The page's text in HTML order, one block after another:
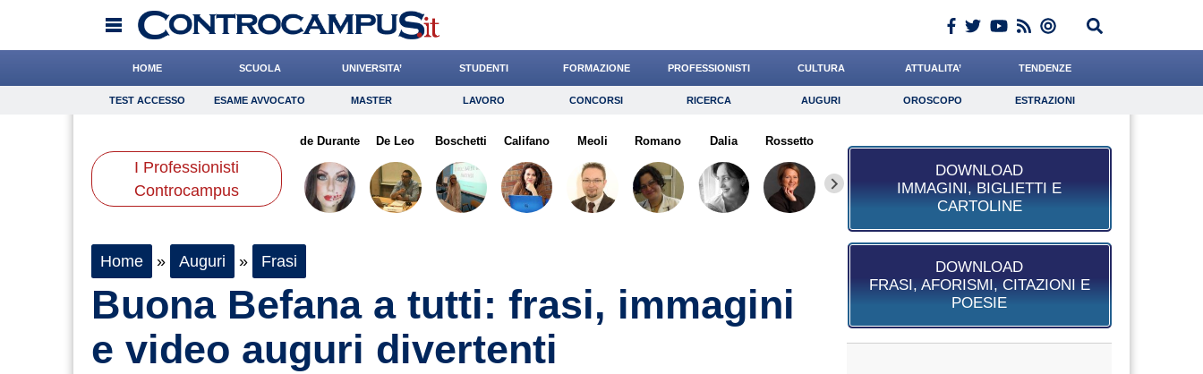
HOME SCUOLA UNIVERSITA’ STUDENTI FORMAZIONE PROFESSIONISTI CULTURA ATTUALITA’ TENDENZE
TEST ACCESSO Esame Avvocato Master Lavoro Concorsi Ricerca Auguri Oroscopo Estrazioni
Consigli Risparmio Diritto Economia Giornalista
Scienze
TEST ACCESSO ESAME AVVOCATO MASTER LAVORO CONCORSI RICERCA AUGURI OROSCOPO ESTRAZIONI
I Professionisti
Controcampus
de Durante De Leo Boschetti Califano Meoli Romano Dalia Rossetto
Home » Auguri » Frasi
Buona Befana a tutti: frasi, immagini
e video auguri divertenti
DOWNLOAD
IMMAGINI, BIGLIETTI E
CARTOLINE
DOWNLOAD
FRASI, AFORISMI, CITAZIONI E
POESIE